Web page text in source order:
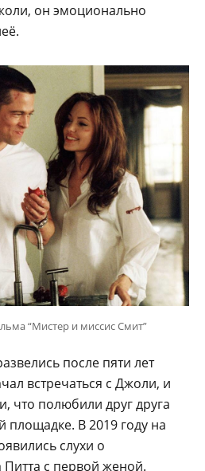
он эмоционально
“Мистер и миссис Смит”
после пяти лет
встречаться с Джоли, и
что полюбили друг друга
В 2019 году на
слухи о
с первой женой.